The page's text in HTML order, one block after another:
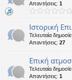
Απαντήσεις: 1
Ιστορική
Τελευταία
Απαντήσεις: 27
Επική
Τελευταία
Απαντήσεις: 1